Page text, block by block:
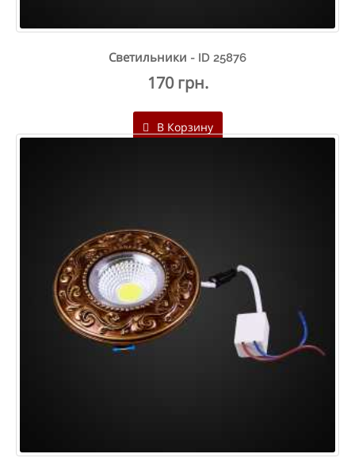
Светильники - ID 25876
170 грн.
В Корзину